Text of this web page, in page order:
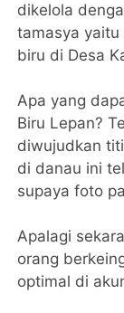
dikelola
tamasya yaitu
biru di Desa
Apa yang
Biru Lepan?
diwujudkan
di danau ini
supaya foto
Apalagi
orang
optimal di